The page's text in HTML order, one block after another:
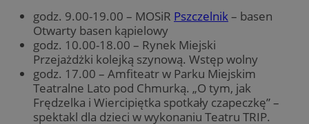
godz. 9.00-19.00 – MOSiR Pszczelnik – basen
Otwarty basen kąpielowy
godz. 10.00-18.00 – Rynek Miejski
Przejażdżki kolejką szynową. Wstęp wolny
godz. 17.00 – Amfiteatr w Parku Miejskim
Teatralne Lato pod Chmurką. „O tym, jak
Frędzelka i Wiercipiętka spotkały czapeczkę” –
spektakl dla dzieci w wykonaniu Teatru TRIP.